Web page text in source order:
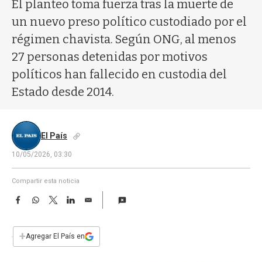
El planteo toma fuerza tras la muerte de
un nuevo preso político custodiado por el
régimen chavista. Según ONG, al menos
27 personas detenidas por motivos
políticos han fallecido en custodia del
Estado desde 2014.
El País
10/05/2026, 03:30
Compartir esta noticia
F
e
b
W
s
T
w
t
L
E
i
l
+Agregar El País en